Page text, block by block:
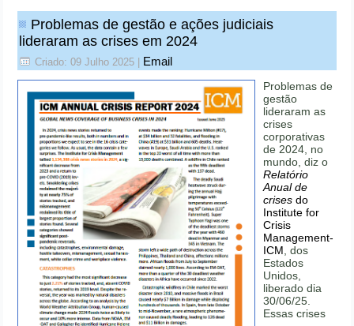
Problemas de gestão e ações judiciais
lideraram as crises em 2024
Criado: 09 Julho 2025 Email
Problemas de
gestão
lideraram as
crises
corporativas
de 2024, no
mundo, diz o
Relatório
Anual de
crises do
Institute for
Crisis
Management-
ICM , dos
Estados
Unidos,
liberado dia
30/06/25.
Essas crises